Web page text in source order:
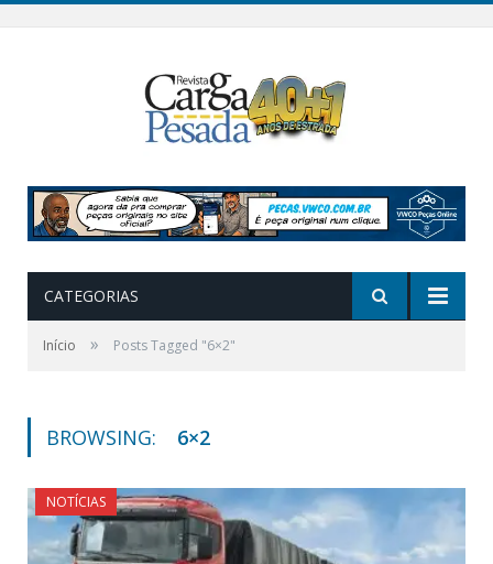
CATEGORIAS
Início » Posts Tagged "6×2"
BROWSING: 6×2
NOTÍCIAS